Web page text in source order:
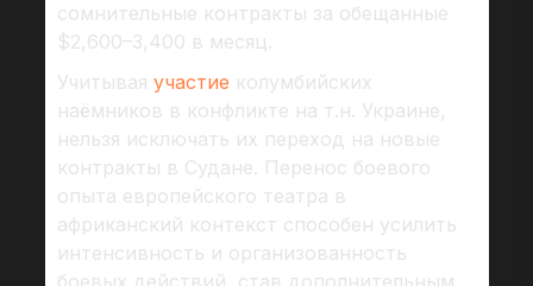
сомнительные контракты за обещанные
$2,600–3,400 в месяц.
Учитывая участие колумбийских
наёмников в конфликте на т.н. Украине,
нельзя исключать их переход на новые
контракты в Судане. Перенос боевого
опыта европейского театра в
африканский контекст способен усилить
интенсивность и организованность
боевых действий, став дополнительным